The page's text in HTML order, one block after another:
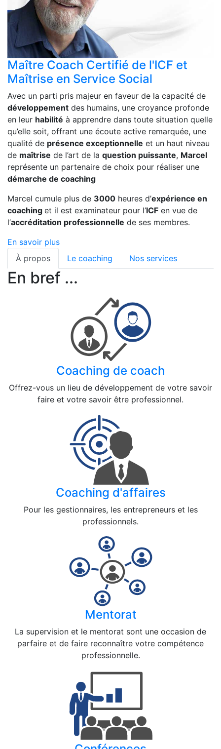
Maître Coach Certifié de l'ICF et
Maîtrise en Service Social
Avec un parti pris majeur en faveur de la capacité de
développement des humains, une croyance profonde
en leur habilité à apprendre dans toute situation quelle
qu’elle soit, offrant une écoute active remarquée, une
qualité de présence exceptionnelle et un haut niveau
de maîtrise de l’art de la question puissante, Marcel
représente un partenaire de choix pour réaliser une
démarche de coaching
Marcel cumule plus de 3000 heures d’expérience en
coaching et il est examinateur pour l’ICF en vue de
l’accréditation professionnelle de ses membres.
En savoir plus
À propos
Le coaching Nos services
En bref ...
Coaching de coach
Offrez-vous un lieu de développement de votre savoir
faire et votre savoir être professionnel.
Coaching d'affaires
Pour les gestionnaires, les entrepreneurs et les
professionnels.
Mentorat
La supervision et le mentorat sont une occasion de
parfaire et de faire reconnaître votre compétence
professionnelle.